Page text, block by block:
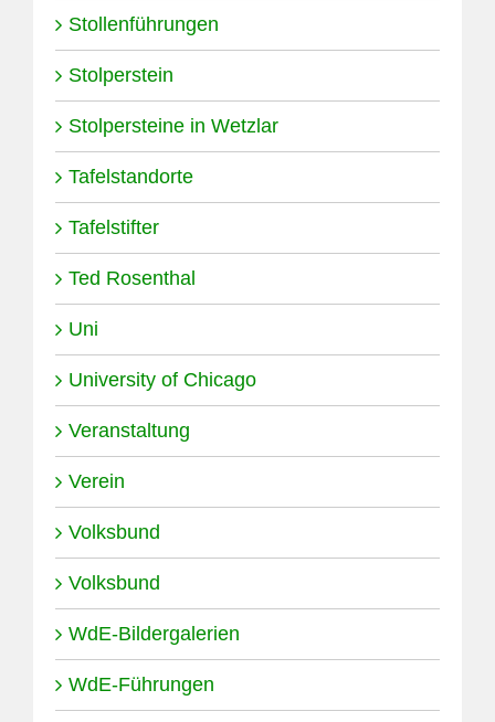
Stollenführungen
Stolperstein
Stolpersteine in Wetzlar
Tafelstandorte
Tafelstifter
Ted Rosenthal
Uni
University of Chicago
Veranstaltung
Verein
Volksbund
Volksbund
WdE-Bildergalerien
WdE-Führungen